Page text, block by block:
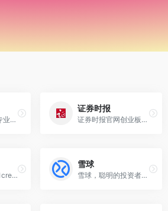
叩富模拟炒股，专业股票练习平台，助力全民炒股。模拟炒股软件、手机APP、网页多场景同步交易。高手操作随时看，为大学、证券公司免费提供模拟炒股，有奖大赛月月有
证券时报
证券时报官网创业板信息披露网站，中国资本市场信息披露平台，提供7*24免费实时股票行情，内容涵盖股市新闻、财经资讯、基金净值、债券、期货等全方位最新资讯。
我爱卡（www.51credit.com），中国领先的个人信贷门户。
雪球
雪球，聪明的投资者都在这里 - 雪球成立于2010年，以“长期投资、资产配置”为理念，从投资社区出发，现已成为极具影响的集投资交流交易于一体的在线综合财富管理平